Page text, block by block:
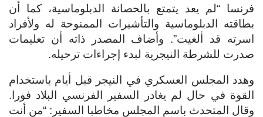
فرنسا “لم يعد يتمتع بالحصانة الدبلوماسية، كما أن
بطاقته الدبلوماسية والتأشيرات الممنوحة له ولأفراد
اسرته قد ألغيت”. وأضاف المصدر ذاته أن تعليمات
صدرت للشرطة النيجرية لبدء إجراءات ترحيله.
وهدد المجلس العسكري في النيجر قبل أيام باستخدام
القوة في حال لم يغادر السفير الفرنسي البلاد فورا.
وقال المتحدث باسم المجلس مخاطبا السفير: “من أنت